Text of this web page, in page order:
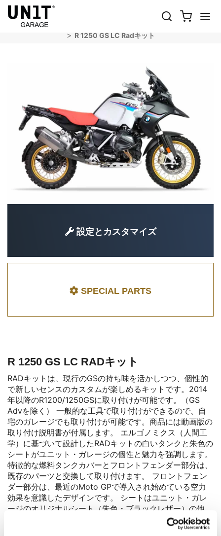
R 1250 GS LC RADキット
Shop オートバイ
R 1250 GS LC Radキット
設定とカスタマイズ
SPECIAL PARTS
R 1250 GS LC RADキット
RADキットは、現行のGSの持ち味を活かしつつ、個性的
で新しいセンスのカスタムが楽しめるキットです。2014
年以降のR1200/1250GSに取り付けが可能です。（GS
Advを除く） 一般的な工具で取り付けができるので、自
宅のガレージでも取り付けが可能です。商品には動画版の
取り付け説明書が付属します。 エルゴノミクス（人間工
学）に基づいて設計したRADキットの白いタンクと朱色の
シートがユニット・ガレージの個性と魅力を強調します。
特徴的な燃料タンクカバーとフロントフェンダー部分は、
既存のパーツと交換して取り付けます。 フロントフェン
ダー部分は、最近のMoto GPで導入され始めている空力
効果を意識したデザインです。 シートはユニット・ガレ
ージのオリジナルシート（朱色・ブラックレザー）の他
に、BMW純正シートが取り付け可能です。 ウインドシー
ルドは5種類の高さ、色はクリアー、ライトスモーク、ダ